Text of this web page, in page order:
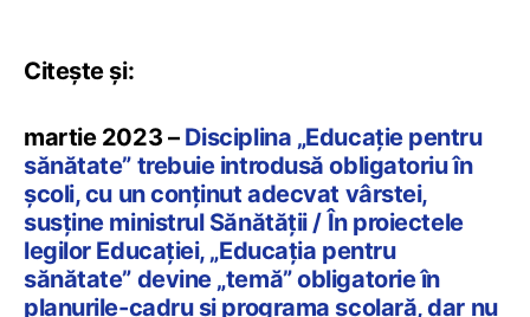
Citește și:
martie 2023 – Disciplina „Educație pentru
sănătate” trebuie introdusă obligatoriu în
școli, cu un conținut adecvat vârstei,
susține ministrul Sănătății / În proiectele
legilor Educației, „Educația pentru
sănătate” devine „temă” obligatorie în
planurile-cadru și programa școlară, dar nu